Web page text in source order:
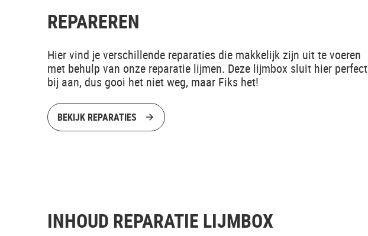
REPAREREN
Hier vind je verschillende reparaties die makkelijk zijn uit te voeren
met behulp van onze reparatie lijmen. Deze lijmbox sluit hier perfect
bij aan, dus gooi het niet weg, maar Fiks het!
BEKIJK REPARATIES
INHOUD REPARATIE LIJMBOX